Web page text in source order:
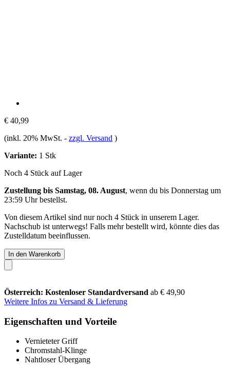
€ 40,99
(inkl. 20% MwSt. - zzgl. Versand )
Variante: 1 Stk
Noch 4 Stück auf Lager
Zustellung bis Samstag, 08. August, wenn du bis Donnerstag um
23:59 Uhrbestellst.
Von diesem Artikel sind nur noch 4 Stück in unserem Lager.
Nachschub ist unterwegs! Falls mehr bestellt wird, könnte dies das
Zustelldatum beeinflussen.
In den Warenkorb
Österreich: Kostenloser Standardversand ab € 49,90
Weitere Infos zu Versand & Lieferung
Eigenschaften und Vorteile
Vernieteter Griff
Chromstahl-Klinge
Nahtloser Übergang